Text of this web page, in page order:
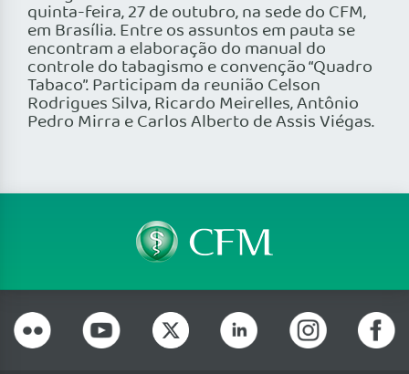
quinta-feira, 27 de outubro, na sede do CFM,
em Brasília. Entre os assuntos em pauta se
encontram a elaboração do manual do
controle do tabagismo e convenção “Quadro
Tabaco”. Participam da reunião Celson
Rodrigues Silva, Ricardo Meirelles, Antônio
Pedro Mirra e Carlos Alberto de Assis Viégas.